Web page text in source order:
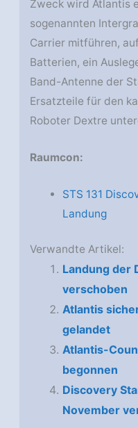
Zweck wird Atlantis
sogenannten
Carrier mitführen,
Batterien, ein
Band-Antenne der
Ersatzteile für den
Roboter Dextre
Raumcon:
STS 131
Landung
Verwandte Artikel:
Landung der
verschoben
Atlantis
gelandet
Atlantis-
begonnen
Discovery
November